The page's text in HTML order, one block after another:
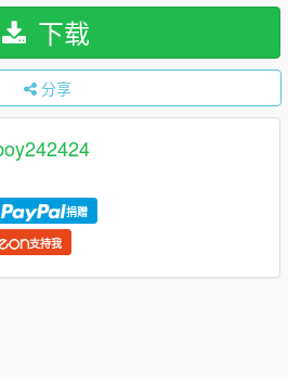
下载
分享
捐赠
支持我